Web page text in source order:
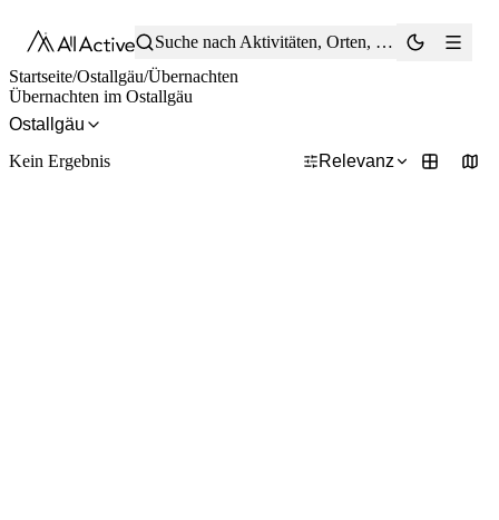
®
Suche nach Aktivitäten, Orten, Tipps …
Startseite/Ostallgäu/Übernachten
Übernachten im Ostallgäu
Ostallgäu
Kein Ergebnis
Relevanz